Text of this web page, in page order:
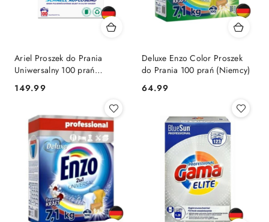
Ariel Proszek do Prania
Uniwersalny 100 prań
(Niemcy)
Cena:
149.99
Deluxe Enzo Color Proszek
do Prania 100 prań (Niemcy)
Cena:
64.99